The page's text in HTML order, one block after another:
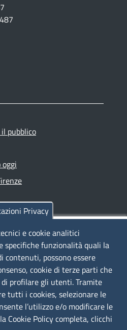
pubblico
Privacy
e cookie analitici
specifiche funzionalità quali la
contenuti, possono essere
cookie di terze parti che
profilare gli utenti. Tramite
tutti i cookies, selezionare le
l’utilizzo e/o modificare le
Cookie Policy completa, clicchi